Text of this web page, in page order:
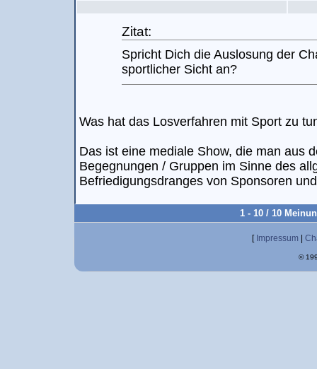
Zitat:
Spricht Dich die Auslosung der
sportlicher Sicht an?
Was hat das Losverfahren mit Sport zu
Das ist eine mediale Show, die man aus
Begegnungen / Gruppen im Sinne des
Befriedigungsdranges von Sponsoren
1 - 10 / 10
[ Impressum
©